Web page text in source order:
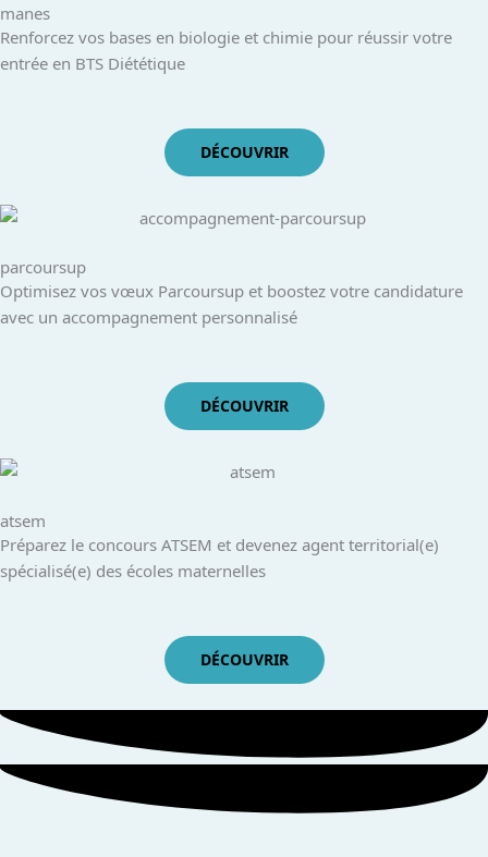
manes
Renforcez vos bases en biologie et chimie pour réussir votre
entrée en BTS Diététique
DÉCOUVRIR
parcoursup
Optimisez vos vœux Parcoursup et boostez votre candidature
avec un accompagnement personnalisé
DÉCOUVRIR
atsem
Préparez le concours ATSEM et devenez agent territorial(e)
spécialisé(e) des écoles maternelles
DÉCOUVRIR